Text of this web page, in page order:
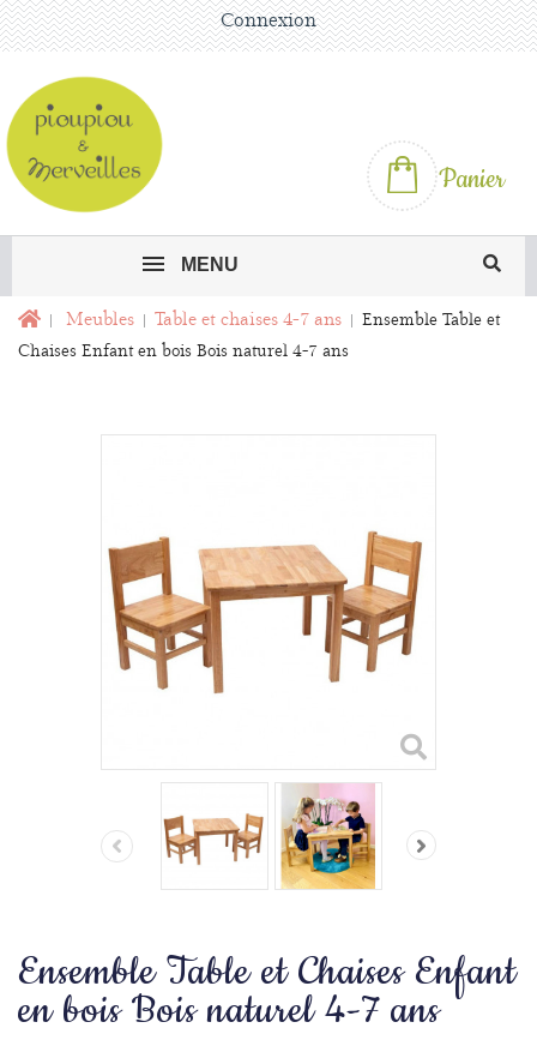
Connexion
Panier
MENU
Meubles Table et chaises 4-7 ans
Ensemble Table et
Chaises Enfant en bois Bois naturel 4-7 ans
Ensemble Table et Chaises Enfant
en bois Bois naturel 4-7 ans